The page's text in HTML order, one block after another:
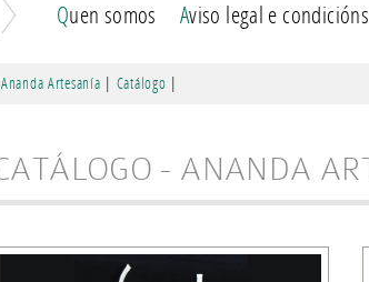
Quen somos Aviso legal e
Ananda Artesanía Catálogo
CATÁLOGO - ANANDA